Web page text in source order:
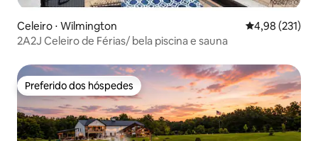
Celeiro ⋅ Wilmington 4,98 de uma
4,98 (231)
2A2J Celeiro de Férias/ bela piscina e sauna
Preferido dos hóspedes
Preferido dos hóspedes